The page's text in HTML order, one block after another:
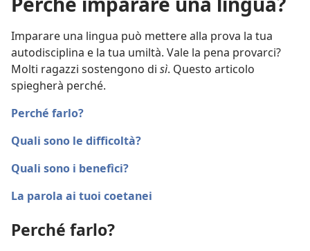
Imparare una lingua può mettere alla prova la tua
autodisciplina e la tua umiltà. Vale la pena provarci?
Molti ragazzi sostengono di sì. Questo articolo
spiegherà perché.
Perché farlo?
Quali sono le difficoltà?
Quali sono i benefìci?
La parola ai tuoi coetanei
Perché farlo?